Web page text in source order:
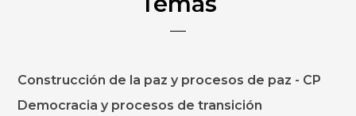
Construcción de la paz y procesos de paz - CP
Democracia y procesos de transición